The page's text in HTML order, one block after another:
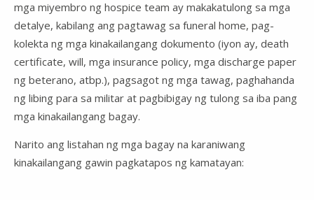
mga miyembro ng hospice team ay makakatulong sa mga
detalye, kabilang ang pagtawag sa funeral home, pag-
kolekta ng mga kinakailangang dokumento (iyon ay, death
certificate, will, mga insurance policy, mga discharge paper
ng beterano, atbp.), pagsagot ng mga tawag, paghahanda
ng libing para sa militar at pagbibigay ng tulong sa iba pang
mga kinakailangang bagay.
Narito ang listahan ng mga bagay na karaniwang
kinakailangang gawin pagkatapos ng kamatayan: